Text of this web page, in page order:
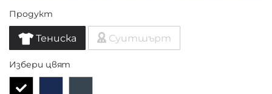
Продукт
Тениска Суитшърт
Избери цвят